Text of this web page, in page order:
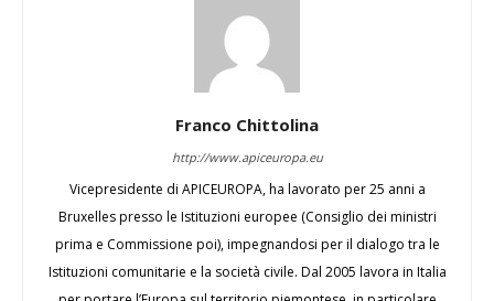
Franco Chittolina
http://www.apiceuropa.eu
Vicepresidente di APICEUROPA, ha lavorato per 25 anni a
Bruxelles presso le Istituzioni europee (Consiglio dei ministri
prima e Commissione poi), impegnandosi per il dialogo tra le
Istituzioni comunitarie e la società civile. Dal 2005 lavora in Italia